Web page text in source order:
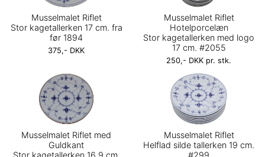
Musselmalet Riflet
Stor kagetallerken 17 cm. fra
før 1894
375,- DKK
Musselmalet Riflet
Hotelporcelæn
Stor kagetallerken med logo
17 cm. #2055
250,- DKK pr. stk.
Musselmalet Riflet med
Guldkant
Stor kagetallerken 16,9 cm.
Musselmalet Riflet
Helflad silde tallerken 19 cm.
#299